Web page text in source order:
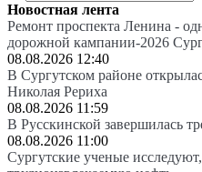
Новостная лента
Ремонт проспекта Ленина -
дорожной кампании-2026
08.08.2026 12:40
В Сургутском районе
Николая Рериха
08.08.2026 11:59
В Русскинской завершилась
08.08.2026 11:00
Сургутские ученые